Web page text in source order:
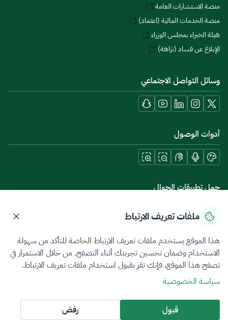
منصة الاستشارات العامة
منصة الخدمات المالية (اعتماد)
هيئة الخبراء بمجلس الوزراء
الإبلاغ عن فساد (نزاهة)
وسائل التواصل الاجتماعي
أدوات الوصول
حمل تطبيقات الجوال
سياسة الخصوصيةشروط الاستخدامخريطة الموقع
جميع الحقوق محفوظة 2026 © ZATCA.GOV.SA
تم تطويره وصيانته بواسطة هيئة الزكاة والضريبة والجمارك
آخر تحديث للموقع في
ملفات تعريف الارتباط
هذا الموقع يستخدم ملفات تعريف الارتباط الخاصة للتأكد من سهولة
الاستخدام وضمان تحسين تجربتك أثناء التصفح. من خلال الاستمرار في
تصفح هذا الموقع، فإنك تقر بقبول استخدام ملفات تعريف الارتباط.
سياسة الخصوصية
قبول رفض